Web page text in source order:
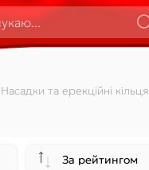
Насадки та ерекційні кільця